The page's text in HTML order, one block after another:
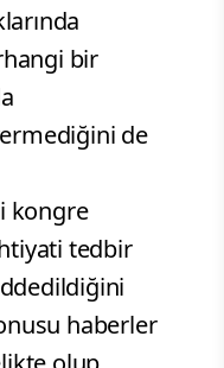
bir
de
kongre
tedbir
haberler